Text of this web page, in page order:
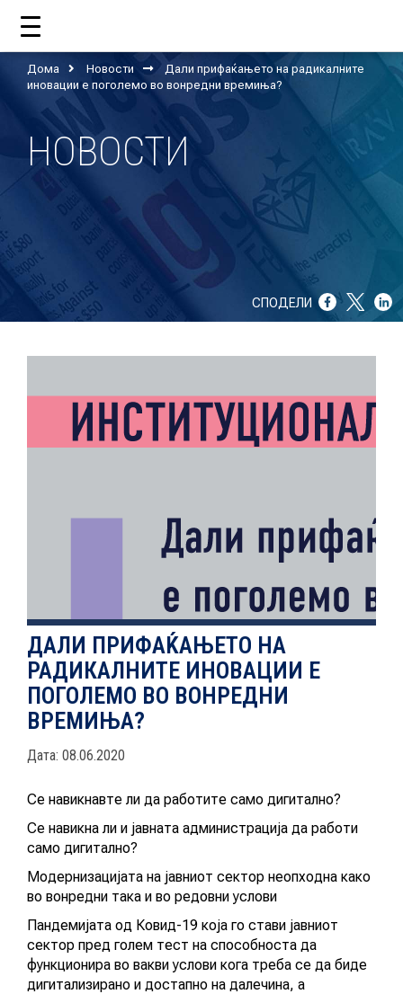
ДОМА
ЗА НАС
ШТО РАБОТИ ЦУП?
НАШИОТ ТИМ
НАШИ ПОДДРЖУВАЧИ
ГОДИШНИ ИЗВЕШТАИ
ИСО 9001
ЕВОЛВ
НОВОСТИ
ИСТРАЖУВАЊА
УСЛУГИ
КАТАЛОГ НА УСЛУГИ
АКТУЕЛНИ ПОВИЦИ
АРХИВА
ИНИЦИЈАТИВИ
ПОСТАПКА
Дома Новости
Дали прифаќањето на радикалните
иновации е поголемо во вонредни времиња?
НОВОСТИ
СПОДЕЛИ
ДАЛИ ПРИФАЌАЊЕТО НА
РАДИКАЛНИТЕ ИНОВАЦИИ Е
ПОГОЛЕМО ВО ВОНРЕДНИ
ВРЕМИЊА?
Дата: 08.06.2020
Се навикнавте ли да работите само дигитално?
Се навикна ли и јавната администрација да работи
само дигитално?
Модернизацијата на јавниот сектор неопходна како
во вонредни така и во редовни услови
Пандемијата од Ковид-19 која го стави јавниот
сектор пред голем тест на способноста да
функционира во вакви услови кога треба се да биде
дигитализирано и достапно на далечина, а